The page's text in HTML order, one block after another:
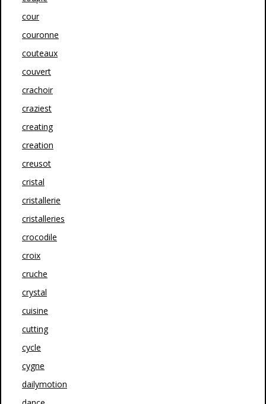
cour
couronne
couteaux
couvert
crachoir
craziest
creating
creation
creusot
cristal
cristallerie
cristalleries
crocodile
croix
cruche
crystal
cuisine
cutting
cycle
cygne
dailymotion